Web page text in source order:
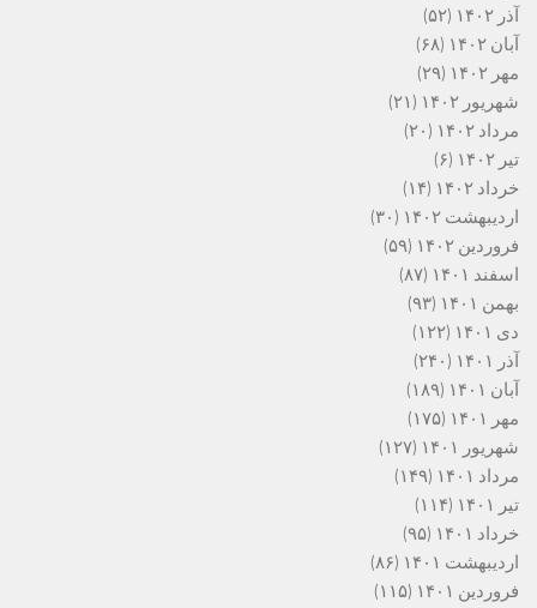
آذر ۱۴۰۲
(۵۲)
آبان ۱۴۰۲
(۶۸)
مهر ۱۴۰۲
(۲۹)
شهریور ۱۴۰۲
(۲۱)
مرداد ۱۴۰۲
(۲۰)
تیر ۱۴۰۲
(۶)
خرداد ۱۴۰۲
(۱۴)
اردیبهشت ۱۴۰۲
(۳۰)
فروردین ۱۴۰۲
(۵۹)
اسفند ۱۴۰۱
(۸۷)
بهمن ۱۴۰۱
(۹۳)
دی ۱۴۰۱
(۱۲۲)
آذر ۱۴۰۱
(۲۴۰)
آبان ۱۴۰۱
(۱۸۹)
مهر ۱۴۰۱
(۱۷۵)
شهریور ۱۴۰۱
(۱۲۷)
مرداد ۱۴۰۱
(۱۴۹)
تیر ۱۴۰۱
(۱۱۴)
خرداد ۱۴۰۱
(۹۵)
اردیبهشت ۱۴۰۱
(۸۶)
فروردین ۱۴۰۱
(۱۱۵)